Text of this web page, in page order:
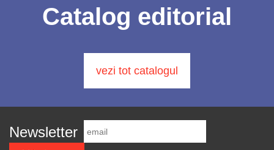
Catalog editorial
vezi tot catalogul
Newsletter